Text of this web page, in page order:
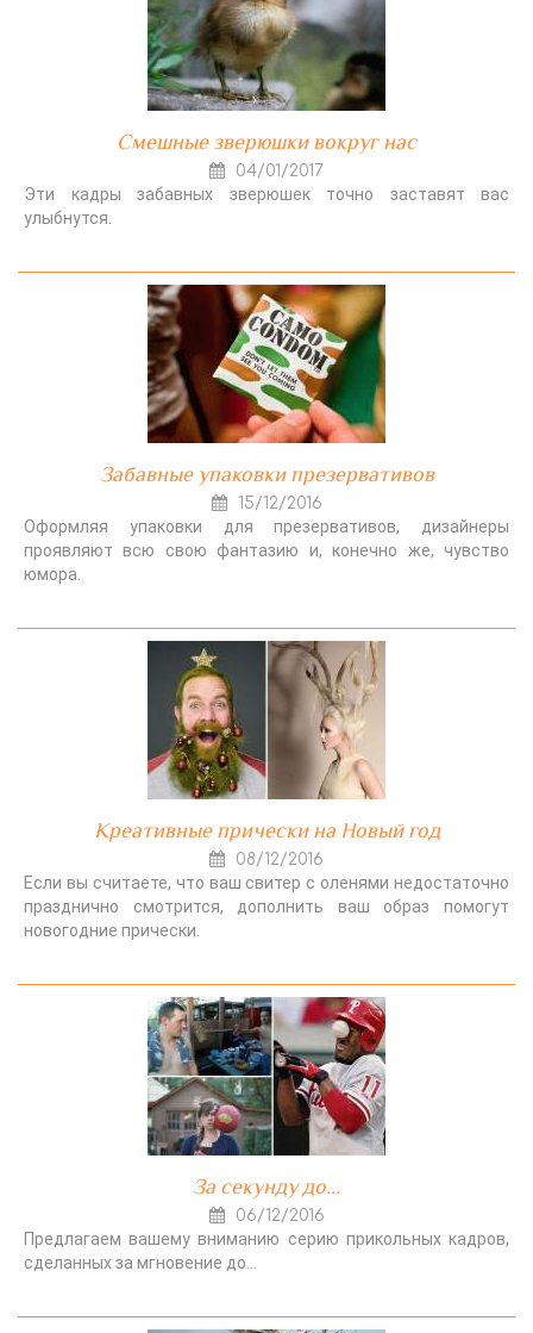
Смешные зверюшки вокруг нас
04/01/2017
Эти кадры забавных зверюшек точно заставят вас
улыбнутся.
Забавные упаковки презервативов
15/12/2016
Оформляя упаковки для презервативов, дизайнеры
проявляют всю свою фантазию и, конечно же, чувство
юмора.
Креативные прически на Новый год
08/12/2016
Если вы считаете, что ваш свитер с оленями недостаточно
празднично смотрится, дополнить ваш образ помогут
новогодние прически.
За секунду до...
06/12/2016
Предлагаем вашему вниманию серию прикольных кадров,
сделанных за мгновение до…